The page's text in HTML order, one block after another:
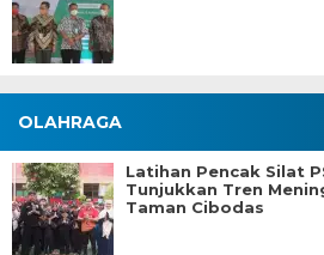
OLAHRAGA
Latihan Pencak Silat
Tunjukkan Tren
Taman Cibodas